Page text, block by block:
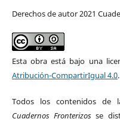
Derechos de autor 2021
Esta obra está bajo una
Atribución-CompartirIgual 4.0.
Todos los contenidos de
Cuadernos Fronterizos se